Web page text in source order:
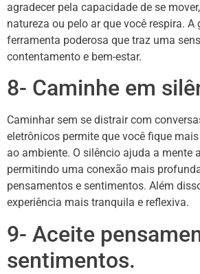
agradecer pela capacidade de se
natureza ou pelo ar que você respira. A
ferramenta poderosa que traz uma
contentamento e bem-estar.
8- Caminhe em
Caminhar sem se distrair com
eletrônicos permite que você fique
ao ambiente. O silêncio ajuda a mente
permitindo uma conexão mais
pensamentos e sentimentos. Além
experiência mais tranquila e reflexiva.
9- Aceite
sentimentos.